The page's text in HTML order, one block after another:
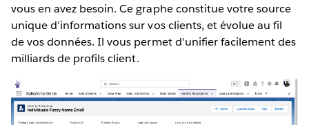
vous en avez besoin. Ce graphe constitue votre source
unique d'informations sur vos clients, et évolue au fil
de vos données. Il vous permet d'unifier facilement des
milliards de profils client.